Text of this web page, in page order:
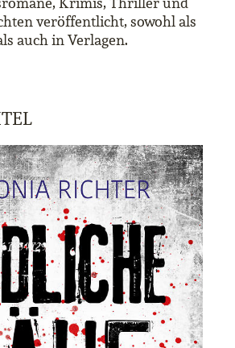
veröffentlicht, sowohl als
auch in Verlagen.